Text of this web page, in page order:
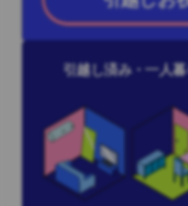
引越し済み・一人